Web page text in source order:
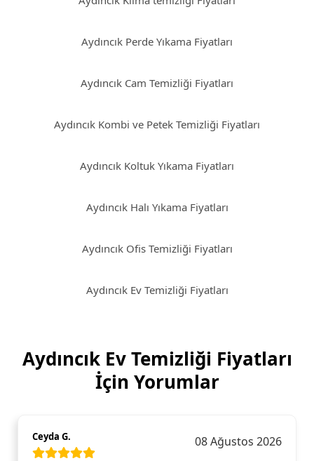
Aydıncık Perde Yıkama Fiyatları
Aydıncık Cam Temizliği Fiyatları
Aydıncık Kombi ve Petek Temizliği Fiyatları
Aydıncık Koltuk Yıkama Fiyatları
Aydıncık Halı Yıkama Fiyatları
Aydıncık Ofis Temizliği Fiyatları
Aydıncık Ev Temizliği Fiyatları
Aydıncık Ev Temizliği Fiyatları
İçin Yorumlar
Ceyda G. 08 Ağustos 2026